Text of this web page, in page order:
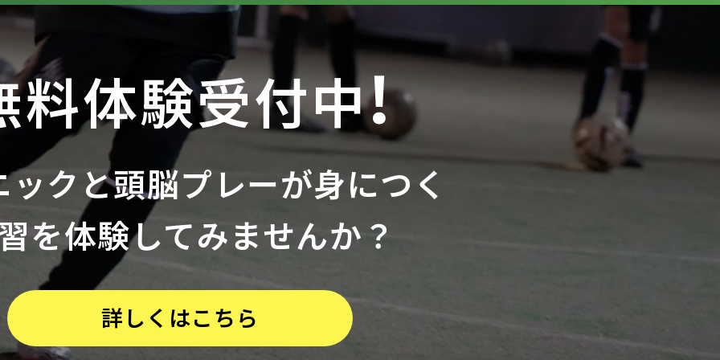
料体験受付中!
ックと頭脳プレーが身につく
を体験してみませんか？
詳しくはこちら